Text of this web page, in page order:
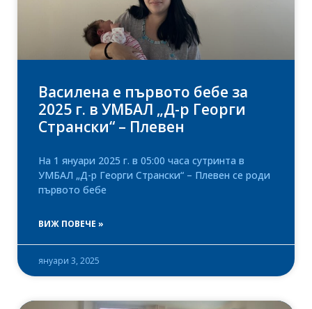
Василена е първото бебе за
2025 г. в УМБАЛ „Д-р Георги
Странски“ – Плевен
На 1 януари 2025 г. в 05:00 часа сутринта в
УМБАЛ „Д-р Георги Странски“ – Плевен се роди
първото бебе
ВИЖ ПОВЕЧЕ »
януари 3, 2025